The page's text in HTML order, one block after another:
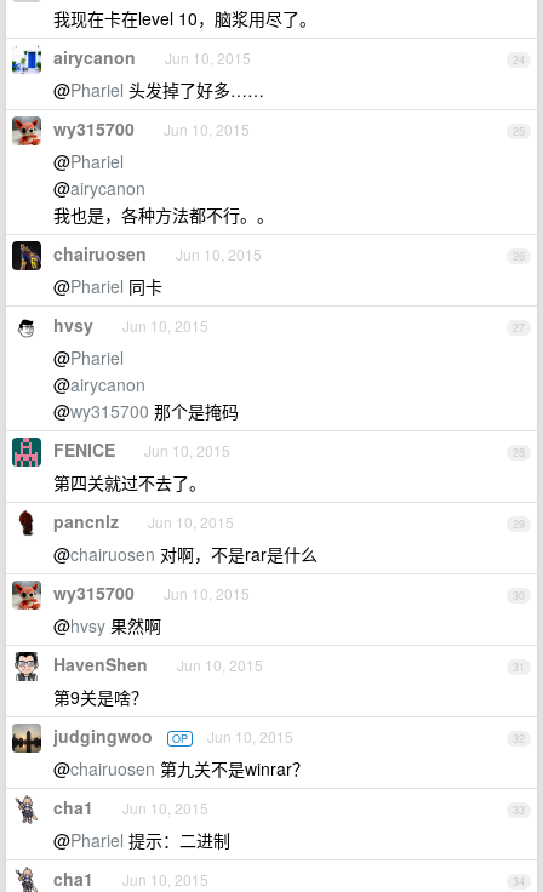
我现在卡在level 10，脑浆用尽了。
24
airycanon Jun 10, 2015
@Phariel 头发掉了好多……
25
wy315700 Jun 10, 2015
@Phariel
@airycanon
我也是，各种方法都不行。。
26
chairuosen Jun 10, 2015
@Phariel 同卡
27
hvsy Jun 10, 2015
@Phariel
@airycanon
@wy315700 那个是掩码
28
FENICE Jun 10, 2015
第四关就过不去了。
29
pancnlz Jun 10, 2015
@chairuosen 对啊，不是rar是什么
30
wy315700 Jun 10, 2015
@hvsy 果然啊
31
HavenShen Jun 10, 2015
第9关是啥？
32
judgingwoo OP Jun 10, 2015
@chairuosen 第九关不是winrar？
33
cha1 Jun 10, 2015
@Phariel 提示：二进制
34
cha1 Jun 10, 2015